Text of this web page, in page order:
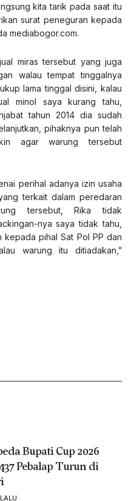
kita tarik pada saat itu
surat peneguran kepada
mediabogor.com.
miras tersebut yang juga
walau tempat tinggalnya
lama tinggal disini, kalau
minol saya kurang tahu,
tahun 2014 dia sudah
pihaknya pun telah
agar warung tersebut
perihal adanya izin usaha
terkait dalam peredaran
tersebut, Rika tidak
nya saya tidak tahu,
kepada pihal Sat Pol PP dan
warung itu ditiadakan,”
Bupati Cup 2026
Pebalap Turun di